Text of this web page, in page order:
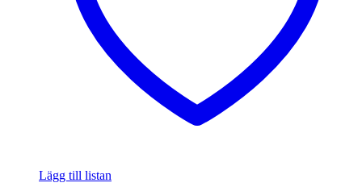
Lägg till listan